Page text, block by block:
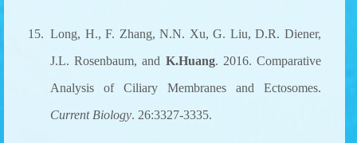
15. Long, H., F. Zhang, N.N. Xu, G. Liu, D.R. Diener,
J.L. Rosenbaum, and K.Huang. 2016. Comparative
Analysis of Ciliary Membranes and Ectosomes.
Current Biology. 26:3327-3335.